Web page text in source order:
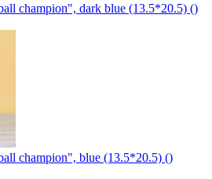
champion", dark blue (13.5*20.5) ()
champion", blue (13.5*20.5) ()